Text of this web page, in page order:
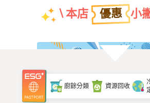
\ 本店 優惠 小
團體特約折扣優惠
查看本店特約名單
廚餘分類 資源回收